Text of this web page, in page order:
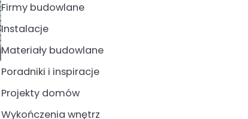
Firmy budowlane
Instalacje
Materiały budowlane
Poradniki i inspiracje
Projekty domów
Wykończenia wnętrz